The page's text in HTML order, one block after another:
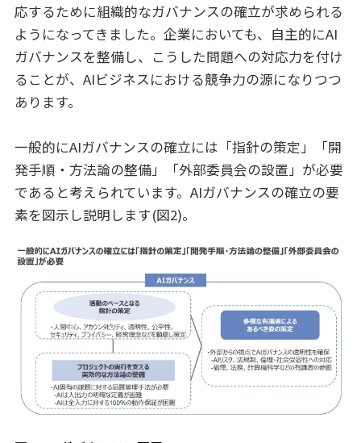
応するために組織的なガバナンスの確立が求められる
ようになってきました。企業においても、自主的にAI
ガバナンスを整備し、こうした問題への対応力を付け
ることが、AIビジネスにおける競争力の源になりつつ
あります。
一般的にAIガバナンスの確立には「指針の策定」「開
発手順・方法論の整備」「外部委員会の設置」が必要
であると考えられています。AIガバナンスの確立の要
素を図示し説明します(図2)。